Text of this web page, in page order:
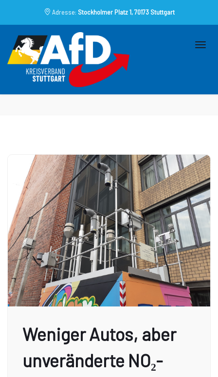
Adresse: Stockholmer Platz 1, 70173 Stuttgart
Weniger Autos, aber
unveränderte NO₂-